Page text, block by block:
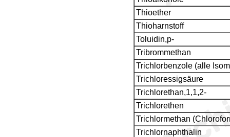
Thioether
Thioharnstoff
Toluidin,p-
Tribrommethan
Trichlorbenzole (alle
Trichloressigsäure
Trichlorethan,1,1,2-
Trichlorethen
Trichlormethan
Trichlornaphthalin